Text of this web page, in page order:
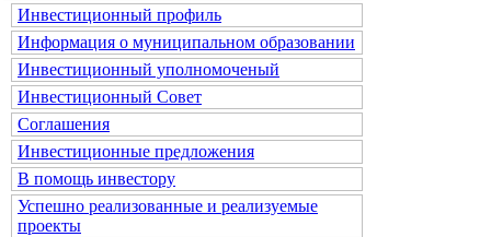
Инвестиционный профиль
Информация о муниципальном образовании
Инвестиционный уполномоченый
Инвестиционный Совет
Соглашения
Инвестиционные предложения
В помощь инвестору
Успешно реализованные и реализуемые
проекты